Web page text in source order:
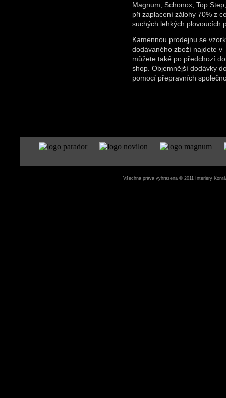
Magnum, Schonox, Top
při zaplacení zálohy 70% z
suchých lehkých plovoucích
Kamennou prodejnu se
dodávaného zboží najdete v
můžete také po předchozí
shop. Objemnější dodávky
pomocí přepravních
Všechna práva vyhrazena © 2011 Interiéry